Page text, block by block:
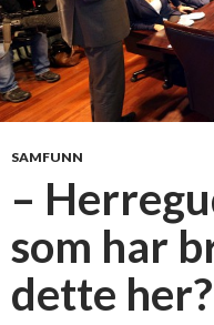
SAMFUNN
–
som har
dette her?